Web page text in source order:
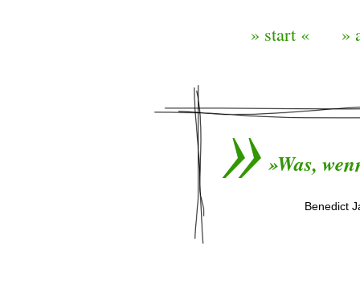
» start « »
»Was,
Benedict